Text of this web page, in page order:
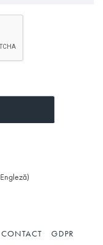
Engleză)
CONTACT
GDPR